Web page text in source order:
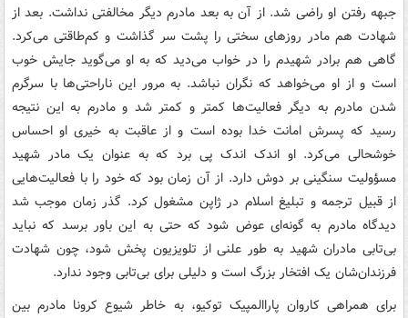
جبهه رفتن او راضی شد. از آن به بعد مادرم دیگر مخالفتی نداشت. بعد از
شهادت هم مادر روزهای سختی را پشت سر گذاشت و کم‌طاقتی می‌کرد.
گاهی هم برادر شهیدم را در خواب می‌دید که به او می‌گوید جایش خوب
است و از او می‌خواهد که نگران نباشد. به مرور این ناراحتی‌ها با سرگرم
شدن مادرم به دیگر فعالیت‌ها کمتر و کمتر شد و مادرم به این نتیجه
رسید که پسرش امانت خدا بوده است و از عاقبت به خیری او احساس
خوشحالی می‌کرد. او اندک اندک پی برد که به عنوان یک مادر شهید
مسؤولیت سنگینی بر دوش دارد. از آن زمان بود که خود را با فعالیت‌هایی
از قبیل ترجمه و تبلیغ اسلام در ژاپن مشغول کرد. گذر زمان موجب شد
دیدگاه مادرم به گونه‌ای عوض شود که حتی به این باور برسد که نباید
بی‌تابی مادران شهید به طور علنی از تلویزیون پخش شود، چون شهادت
فرزندان‌شان یک افتخار بزرگ است و دلیلی برای بی‌تابی وجود ندارد.
برای همراهی کاروان پاراالمپیک توکیو، به خاطر شیوع کرونا مادرم بین